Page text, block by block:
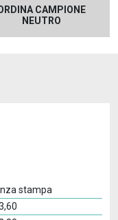
CAMPIONE
NEUTRO
stampa